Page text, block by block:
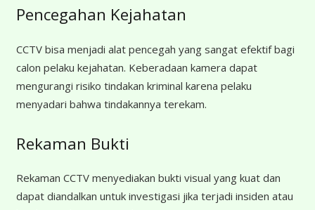
Pencegahan Kejahatan
CCTV bisa menjadi alat pencegah yang sangat efektif bagi
calon pelaku kejahatan. Keberadaan kamera dapat
mengurangi risiko tindakan kriminal karena pelaku
menyadari bahwa tindakannya terekam.
Rekaman Bukti
Rekaman CCTV menyediakan bukti visual yang kuat dan
dapat diandalkan untuk investigasi jika terjadi insiden atau